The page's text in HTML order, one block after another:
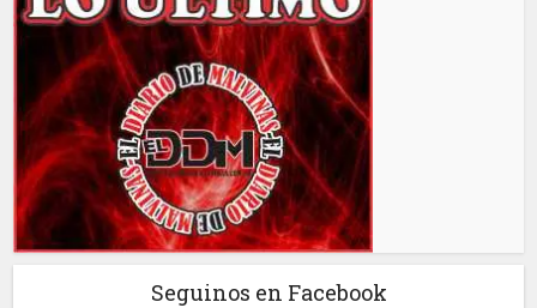
Seguinos en Facebook